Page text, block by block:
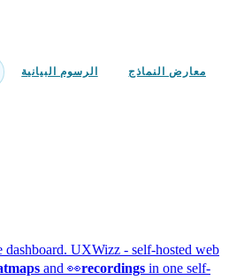
الرسوم البيانية معارض النماذج
UXWizz - self-hosted web
and 👀recordings in one self-